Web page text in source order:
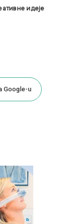
идеје
Google-u